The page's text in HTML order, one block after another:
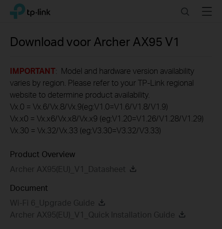
Click
navigation
TP-Link, Reliably Smart SearchMenu
Download voor Archer AX95 V1
IMPORTANT: Model and hardware version availability
varies by region. Please refer to your TP-Link regional
website to determine product availability.
Vx.0 = Vx.6/Vx.8/Vx.9(eg:V1.0=V1.6/V1.8/V1.9)
Vx.x0 = Vx.x6/Vx.x8/Vx.x9 (eg:V1.20=V1.26/V1.28/V1.29)
Vx.30 = Vx.32/Vx.33 (eg:V3.30=V3.32/V3.33)
Product Overview
Archer AX95(EU)_V1_Datasheet
Document
Wi-Fi 6_Upgrade Guide
Archer AX95(EU)_V1_Quick Installation Guide